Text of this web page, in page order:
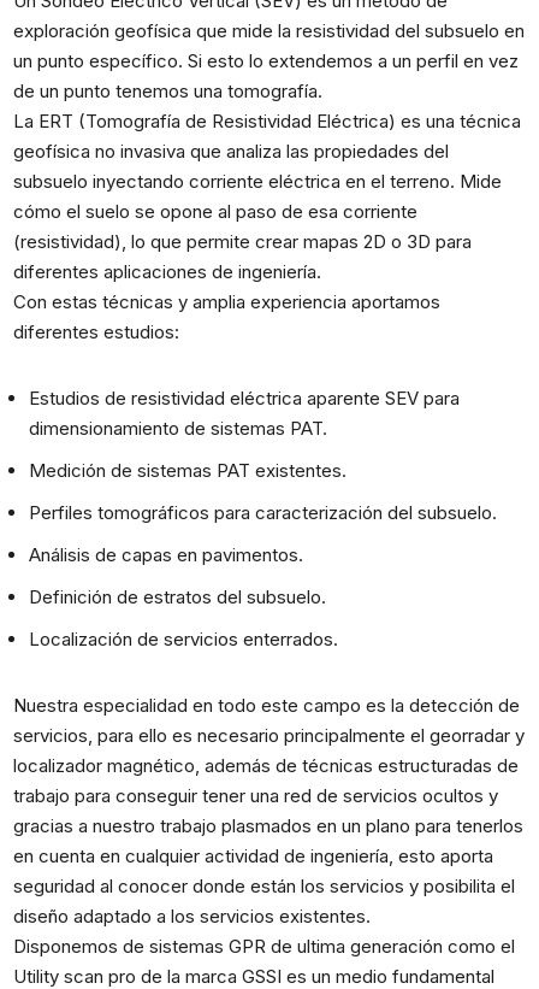
exploración geofísica que mide la resistividad del subsuelo en
un punto específico. Si esto lo extendemos a un perfil en vez
de un punto tenemos una tomografía.
La ERT (Tomografía de Resistividad Eléctrica) es una técnica
geofísica no invasiva que analiza las propiedades del
subsuelo inyectando corriente eléctrica en el terreno. Mide
cómo el suelo se opone al paso de esa corriente
(resistividad), lo que permite crear mapas 2D o 3D para
diferentes aplicaciones de ingeniería.
Con estas técnicas y amplia experiencia aportamos
diferentes estudios:
Estudios de resistividad eléctrica aparente SEV para
dimensionamiento de sistemas PAT.
Medición de sistemas PAT existentes.
Perfiles tomográficos para caracterización del subsuelo.
Análisis de capas en pavimentos.
Definición de estratos del subsuelo.
Localización de servicios enterrados.
Nuestra especialidad en todo este campo es la detección de
servicios, para ello es necesario principalmente el georradar y
localizador magnético, además de técnicas estructuradas de
trabajo para conseguir tener una red de servicios ocultos y
gracias a nuestro trabajo plasmados en un plano para tenerlos
en cuenta en cualquier actividad de ingeniería, esto aporta
seguridad al conocer donde están los servicios y posibilita el
diseño adaptado a los servicios existentes.
Disponemos de sistemas GPR de ultima generación como el
Utility scan pro de la marca GSSI es un medio fundamental